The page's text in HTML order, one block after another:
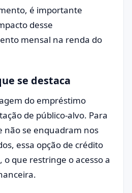
é importante
desse
mensal na renda do
se destaca
do empréstimo
de público-alvo. Para
não se enquadram nos
essa opção de crédito
o que restringe o acesso a